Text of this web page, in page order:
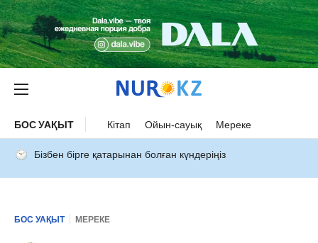
БОС УАҚЫТ Кітап Ойын-сауық Мереке
Бізбен бірге қатарынан болған күндеріңіз
БОС УАҚЫТ МЕРЕКЕ